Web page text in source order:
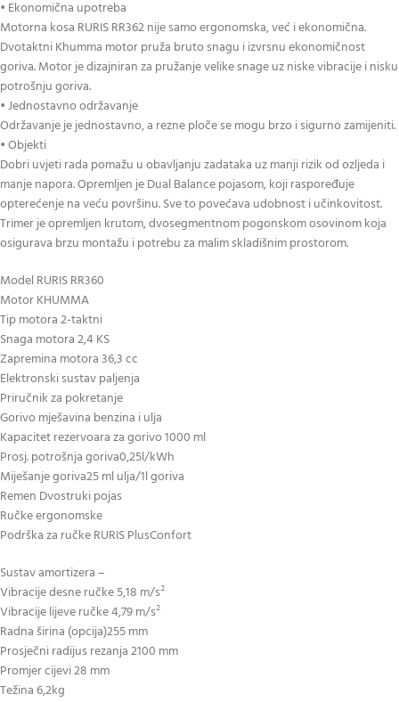
• Ekonomična upotreba
Motorna kosa RURIS RR362 nije samo ergonomska, već i ekonomična.
Dvotaktni Khumma motor pruža bruto snagu i izvrsnu ekonomičnost
goriva. Motor je dizajniran za pružanje velike snage uz niske vibracije i nisku
potrošnju goriva.
• Jednostavno održavanje
Održavanje je jednostavno, a rezne ploče se mogu brzo i sigurno zamijeniti.
• Objekti
Dobri uvjeti rada pomažu u obavljanju zadataka uz manji rizik od ozljeda i
manje napora. Opremljen je Dual Balance pojasom, koji raspoređuje
opterećenje na veću površinu. Sve to povećava udobnost i učinkovitost.
Trimer je opremljen krutom, dvosegmentnom pogonskom osovinom koja
osigurava brzu montažu i potrebu za malim skladišnim prostorom.
Model RURIS RR360
Motor KHUMMA
Tip motora 2-taktni
Snaga motora 2,4 KS
Zapremina motora 36,3 cc
Elektronski sustav paljenja
Priručnik za pokretanje
Gorivo mješavina benzina i ulja
Kapacitet rezervoara za gorivo 1000 ml
Prosj. potrošnja goriva0,25l/kWh
Miješanje goriva25 ml ulja/1l goriva
Remen Dvostruki pojas
Ručke ergonomske
Podrška za ručke RURIS PlusConfort
Sustav amortizera –
Vibracije desne ručke 5,18 m/s²
Vibracije lijeve ručke 4,79 m/s²
Radna širina (opcija)255 mm
Prosječni radijus rezanja 2100 mm
Promjer cijevi 28 mm
Težina 6,2kg